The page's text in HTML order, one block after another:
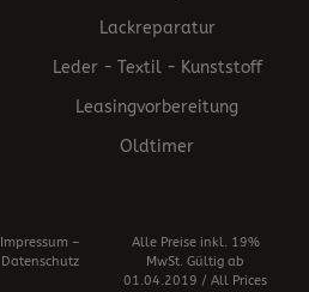
Lackreparatur
Leder - Textil - Kunststoff
Leasingvorbereitung
Oldtimer
Alle Preise inkl. 19%
MwSt. Gültig ab
01.04.2019 / All Prices
Impressum –
Datenschutz